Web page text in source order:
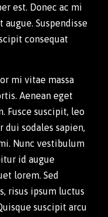
est. Donec ac mi
augue. Suspendisse
consequat
mi vitae massa
Aenean eget
Fusce suscipit, leo
sodales sapien,
Nunc vestibulum
id augue
lorem. Sed
risus ipsum luctus
suscipit arcu